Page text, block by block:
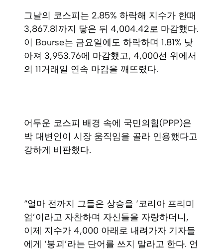
그날의 코스피는 2.85% 하락해 지수가 한때
3,867.81까지 닿은 뒤 4,004.42로 마감했다.
이 Bourse는 금요일에도 하락하며 1.81% 낮
아져 3,953.76에 마감했고, 4,000선 위에서
의 11거래일 연속 마감을 깨뜨렸다.
어두운 코스피 배경 속에 국민의힘(PPP)은
박 대변인이 시장 움직임을 골라 인용했다고
강하게 비판했다.
“얼마 전까지 그들은 상승을 ‘코리아 프리미
엄’이라고 자찬하며 자신들을 자랑하더니,
이제 지수가 4,000 아래로 내려가자 기자들
에게 ‘붕괴’라는 단어를 쓰지 말라고 한다. 언